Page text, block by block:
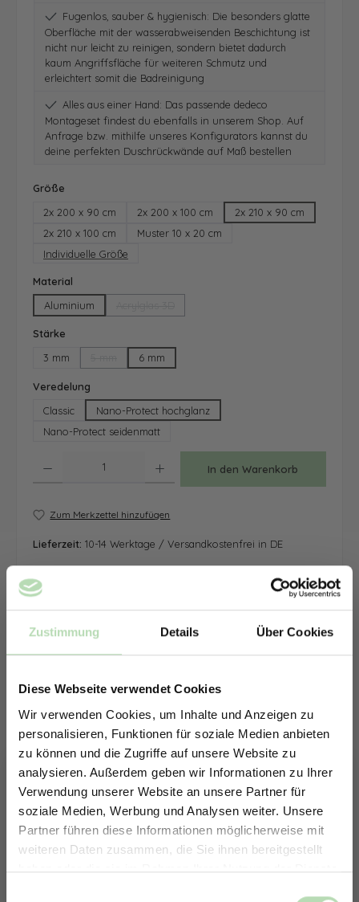
Zustimmung Details Über Cookies
Diese Webseite verwendet Cookies
Wir verwenden Cookies, um Inhalte und Anzeigen zu
personalisieren, Funktionen für soziale Medien anbieten
zu können und die Zugriffe auf unsere Website zu
analysieren. Außerdem geben wir Informationen zu Ihrer
Verwendung unserer Website an unsere Partner für
soziale Medien, Werbung und Analysen weiter. Unsere
Partner führen diese Informationen möglicherweise mit
weiteren Daten zusammen, die Sie ihnen bereitgestellt
haben oder die sie im Rahmen Ihrer Nutzung der Dienste
Fugenlos, sauber & hygienisch: Die besonders glatte
Oberfläche mit der wasserabweisenden Beschichtung ist
nicht nur leicht zu reinigen, sondern bietet dadurch
kaum Angriffsfläche für weiteren Schmutz und
erleichtert somit die Badreinigung
Alles aus einer Hand: Das passende dedeco
Montageset findest du ebenfalls in unserem Shop. Auf
Anfrage bzw. mithilfe unseres Konfigurators kannst du
deine perfekten Duschrückwände auf Maß bestellen
Größe
2x 200 x 90 cm
2x 200 x 100 cm
2x 210 x 90 cm
2x 210 x 100 cm
Muster 10 x 20 cm
Individuelle Größe
Material
Aluminium
Stärke
3 mm
(Diese Option ist zurzeit nicht verfügbar.)
6 mm
Veredelung
Classic
Nano-Protect hochglanz
Nano-Protect seidenmatt
In den Warenkorb
Zum Merkzettel hinzufügen
Lieferzeit: 10-14 Werktage / Versandkostenfrei in DE
ERHALTE 5% RABATT AUF
DEINE RÜCKWÄNDE